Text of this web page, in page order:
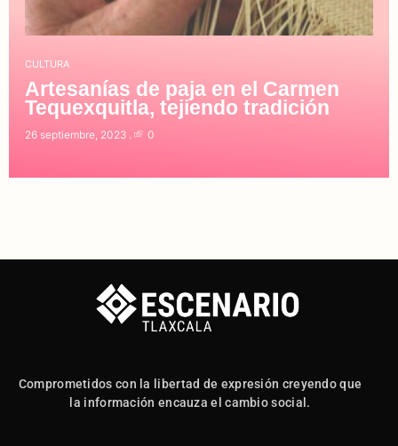
CULTURA
Artesanías de paja en el Carmen
Tequexquitla, tejiendo tradición
26 septiembre, 2023 0
Comprometidos con la libertad de expresión creyendo que
la información encauza el cambio social.